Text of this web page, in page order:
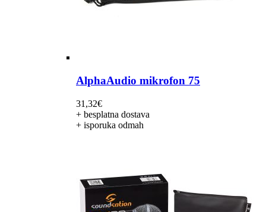
AlphaAudio mikrofon 75
31,32€
+ besplatna dostava
+ isporuka odmah